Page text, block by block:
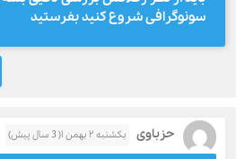
سونوگرافی شروع کنید بفرستید
حزباوی یکشنبه ۲ بهمن ۱( 3 سال پیش)